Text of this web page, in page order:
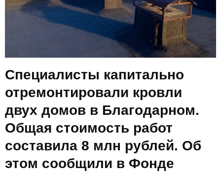
Специалисты капитально
отремонтировали кровли
двух домов в Благодарном.
Общая стоимость работ
составила 8 млн рублей. Об
этом сообщили в Фонде